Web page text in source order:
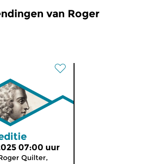
van Roger
07:00 uur
Quilter,